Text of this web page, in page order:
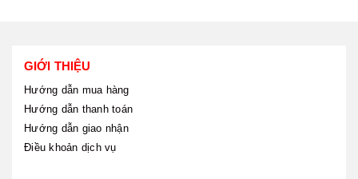
GIỚI THIỆU
Hướng dẫn mua hàng
Hướng dẫn thanh toán
Hướng dẫn giao nhận
Điều khoản dịch vụ